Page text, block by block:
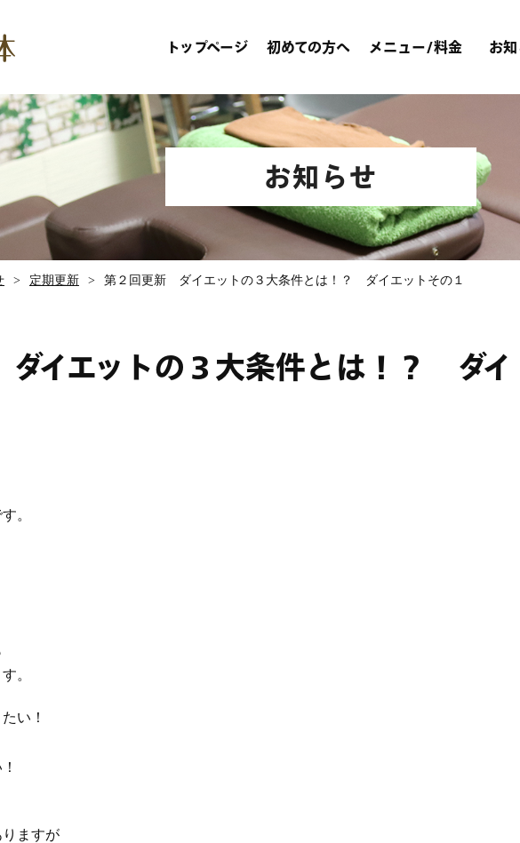
トップページ 初めての方へ メニュー/料金 お知
お知らせ
定期更新 第２回更新 ダイエットの３大条件とは！？ ダイエットその１
イエットの３大条件とは！？ ダイ
。
。
い！
ますが